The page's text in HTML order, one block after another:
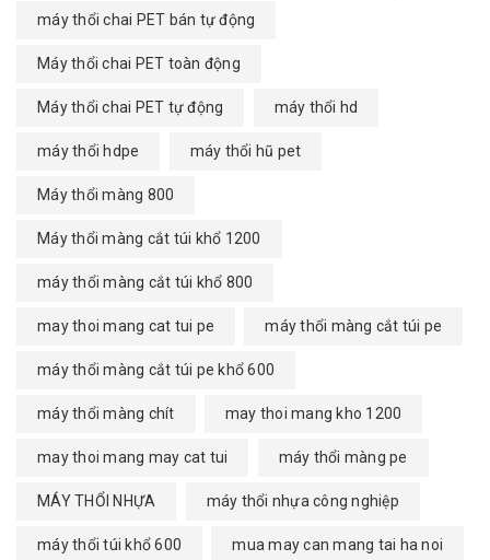
máy thổi chai PET bán tự động
Máy thổi chai PET toàn động
Máy thổi chai PET tự động máy thổi hd
máy thổi hdpe máy thổi hũ pet
Máy thổi màng 800
Máy thổi màng cắt túi khổ 1200
máy thổi màng cắt túi khổ 800
may thoi mang cat tui pe máy thổi màng cắt túi pe
máy thổi màng cắt túi pe khổ 600
máy thổi màng chít may thoi mang kho 1200
may thoi mang may cat tui máy thổi màng pe
MÁY THỔI NHỰA máy thổi nhựa công nghiệp
máy thổi túi khổ 600 mua may can mang tai ha noi